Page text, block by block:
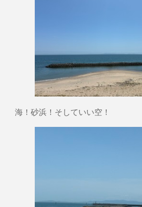
海！砂浜！そしていい空！